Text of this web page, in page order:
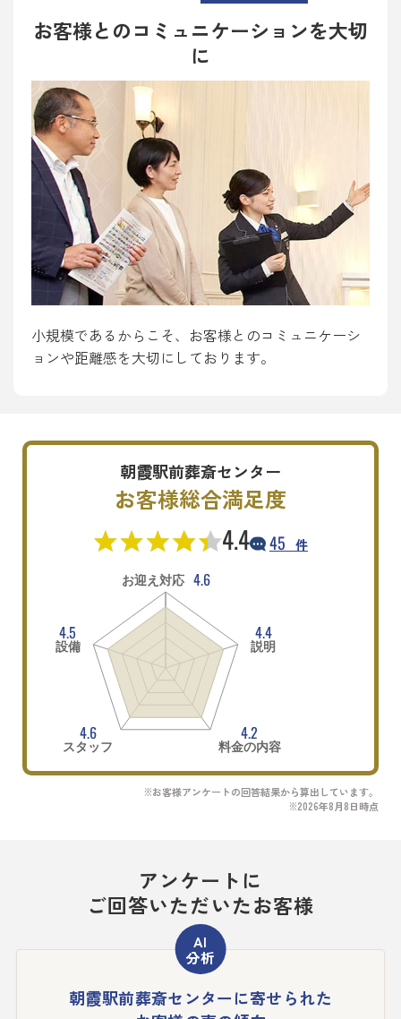
お客様とのコミュニケーションを大切
に
小規模であるからこそ、お客様とのコミュニケーシ
ョンや距離感を大切にしております。
朝霞駅前葬斎センター
お客様総合満足度
4.4 45 件
お迎え対応 4.6
4.4
説明
4.2
料金の内容
4.6
スタッフ
4.5
設備
※お客様アンケートの回答結果から算出しています。
※2026年8月8日時点
アンケートに
ご回答いただいたお客様
朝霞駅前葬斎センターに寄せられた